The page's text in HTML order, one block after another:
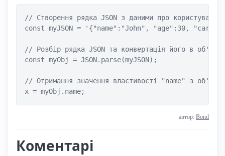
// Створення рядка JSON з даними про користувача
const myJSON = '{"name":"John", "age":30,
// Розбір рядка JSON та конвертація його в
const myObj = JSON.parse(myJSON);
// Отримання значення властивості "name" з об'єкта
автор: Bond
Коментарі